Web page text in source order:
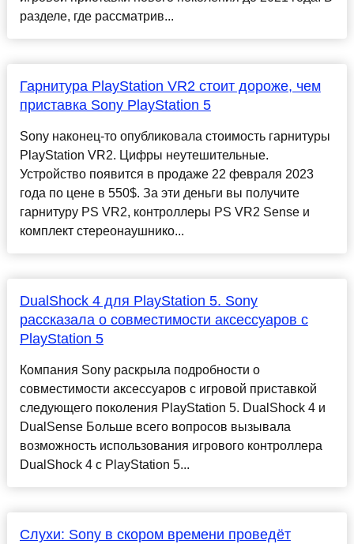
разделе, где рассматрив...
Гарнитура PlayStation VR2 стоит дороже, чем
приставка Sony PlayStation 5
Sony наконец-то опубликовала стоимость гарнитуры
PlayStation VR2. Цифры неутешительные.
Устройство появится в продаже 22 февраля 2023
года по цене в 550$. За эти деньги вы получите
гарнитуру PS VR2, контроллеры PS VR2 Sense и
комплект стереонаушнико...
DualShock 4 для PlayStation 5. Sony
рассказала о совместимости аксессуаров с
PlayStation 5
Компания Sony раскрыла подробности о
совместимости аксессуаров с игровой приставкой
следующего поколения PlayStation 5. DualShock 4 и
DualSense Больше всего вопросов вызывала
возможность использования игрового контроллера
DualShock 4 с PlayStation 5...
Слухи: Sony в скором времени проведёт